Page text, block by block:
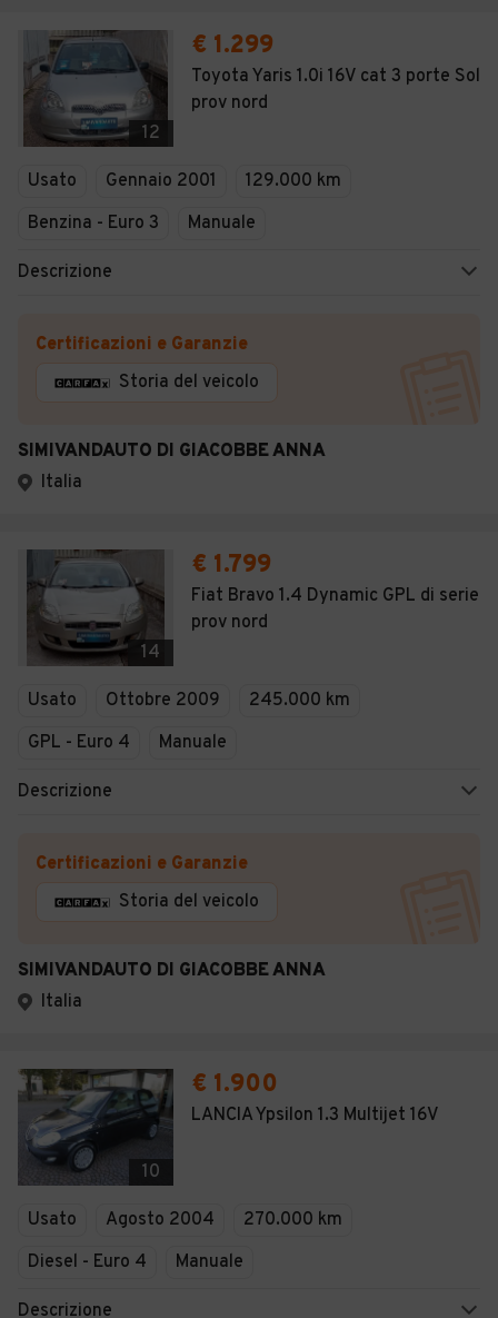
12
€ 1.299
Toyota Yaris 1.0i 16V cat 3 porte Sol
prov nord
Usato Gennaio 2001
129.000 km
Benzina - Euro 3
Manuale
Descrizione
Certificazioni e Garanzie
Storia del veicolo
SIMIVANDAUTO DI GIACOBBE ANNA
Italia
14
€ 1.799
Fiat Bravo 1.4 Dynamic GPL di serie
prov nord
Usato Ottobre 2009
245.000 km
GPL - Euro 4
Manuale
Descrizione
Certificazioni e Garanzie
Storia del veicolo
SIMIVANDAUTO DI GIACOBBE ANNA
Italia
10
€ 1.900
LANCIA Ypsilon 1.3 Multijet 16V
Usato Agosto 2004
270.000 km
Diesel - Euro 4
Manuale
Descrizione